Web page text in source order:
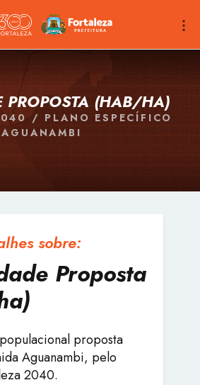
PROPOSTA (HAB/HA)
/ PLANO ESPECÍFICO
AGUANAMBI
sobre:
Proposta
proposta
Aguanambi, pelo
2040.